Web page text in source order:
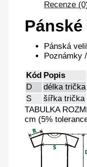
Recenze
Pánská
Poznámky
Kód Popis
D
délka trička
S
šířka trička
TABULKA
cm (5%